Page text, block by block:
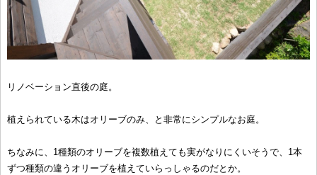
リノベーション直後の庭。
植えられている木はオリーブのみ、と非常にシンプルなお庭。
ちなみに、1種類のオリーブを複数植えても実がなりにくいそうで、1本
ずつ種類の違うオリーブを植えていらっしゃるのだとか。